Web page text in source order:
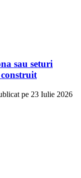
sau seturi
pe 23 Iulie 2026